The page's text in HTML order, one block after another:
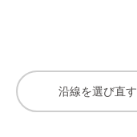
沿線を選び直す